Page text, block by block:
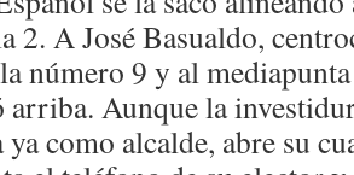
2. A José Basualdo,
número 9 y al
Aunque la
como alcalde, abre su